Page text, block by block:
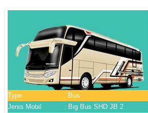
Type
: Bus
Jenis Mobil
: Big Bus SHD JB 2